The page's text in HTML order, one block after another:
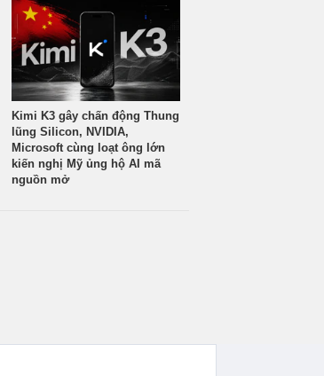
Kimi K3 gây chấn động Thung
lũng Silicon, NVIDIA,
Microsoft cùng loạt ông lớn
kiến nghị Mỹ ủng hộ AI mã
nguồn mở